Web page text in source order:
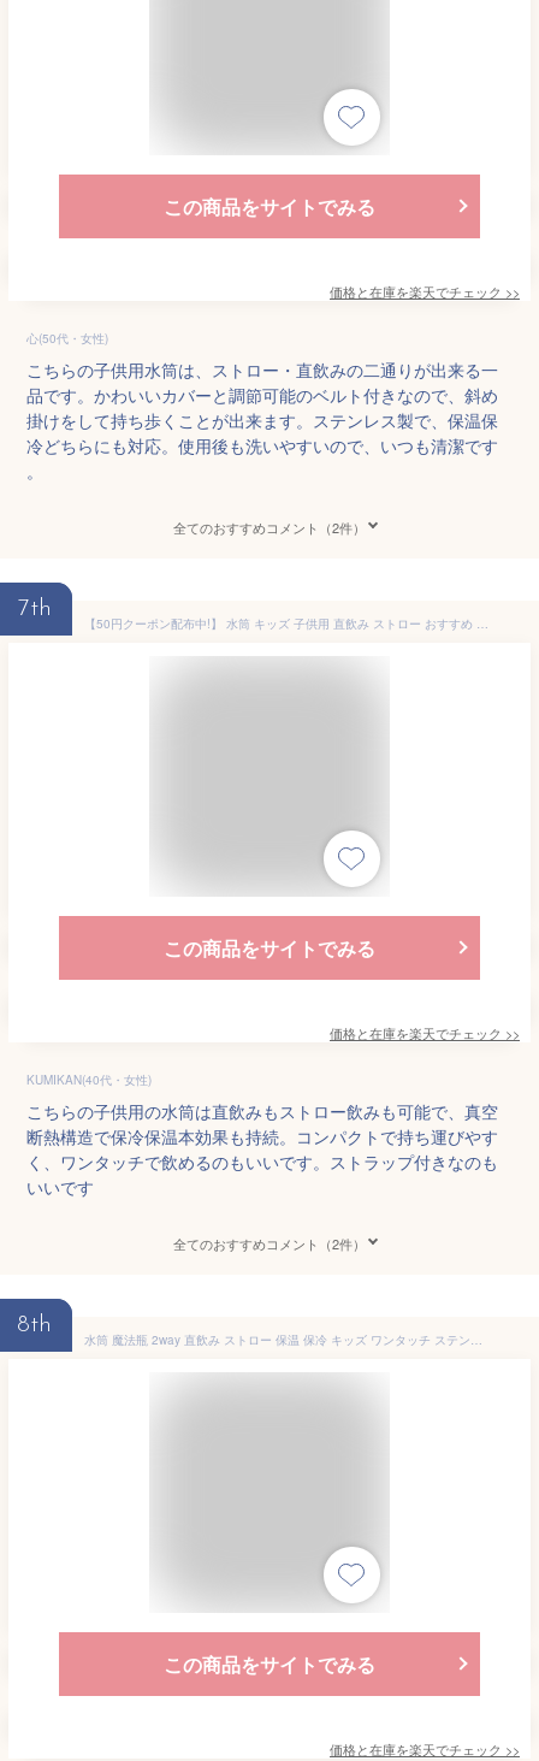
この商品をサイトでみる
価格と在庫を楽天でチェック >>
心(50代・女性)
こちらの子供用水筒は、ストロー・直飲みの二通りが出来る一
品です。かわいいカバーと調節可能のベルト付きなので、斜め
掛けをして持ち歩くことが出来ます。ステンレス製で、保温保
冷どちらにも対応。使用後も洗いやすいので、いつも清潔です
。
全てのおすすめコメント（2件）
7th
【50円クーポン配布中!】 水筒 キッズ 子供用 直飲み ストロー おすすめ 小学生 男の子 女の子 中学生 316ステンレス ダイレクトボトル 大容量 420ML-700ML 2WAY マグボトル 保温 保冷 ワンタッチ 紐 ストラップ 真空断熱層 持ち運び
この商品をサイトでみる
価格と在庫を楽天でチェック >>
KUMIKAN(40代・女性)
こちらの子供用の水筒は直飲みもストロー飲みも可能で、真空
断熱構造で保冷保温本効果も持続。コンパクトで持ち運びやす
く、ワンタッチで飲めるのもいいです。ストラップ付きなのも
いいです
全てのおすすめコメント（2件）
8th
水筒 魔法瓶 2way 直飲み ストロー 保温 保冷 キッズ ワンタッチ ステンレスボトル 450ml 男の子 女の子 子供 軽量 広口 洗いやすい ショルダーベルト おしゃれ 全4色
この商品をサイトでみる
価格と在庫を楽天でチェック >>